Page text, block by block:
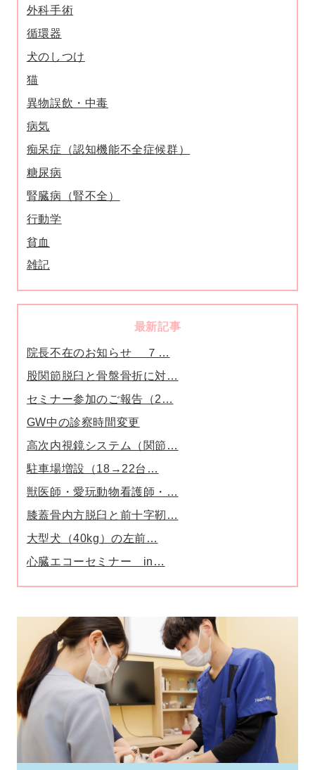
外科手術
循環器
犬のしつけ
猫
異物誤飲・中毒
病気
痴呆症（認知機能不全症候群）
糖尿病
腎臓病（腎不全）
行動学
貧血
雑記
最新記事
院長不在のお知らせ ７…
股関節脱臼と骨盤骨折に対…
セミナー参加のご報告（2…
GW中の診察時間変更
高次内視鏡システム（関節…
駐車場増設（18→22台…
獣医師・愛玩動物看護師・…
膝蓋骨内方脱臼と前十字靭…
大型犬（40kg）の左前…
心臓エコーセミナー in…